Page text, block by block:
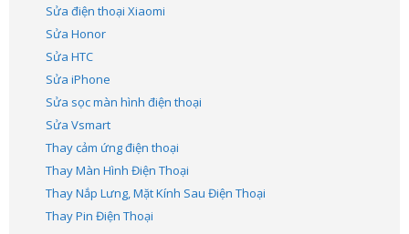
Sửa điện thoại Xiaomi
Sửa Honor
Sửa HTC
Sửa iPhone
Sửa sọc màn hình điện thoại
Sửa Vsmart
Thay cảm ứng điện thoại
Thay Màn Hình Điện Thoại
Thay Nắp Lưng, Mặt Kính Sau Điện Thoại
Thay Pin Điện Thoại